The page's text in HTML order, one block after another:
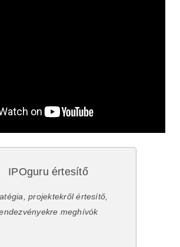
IPOguru értesítő
projektekről értesítő,
meghívók